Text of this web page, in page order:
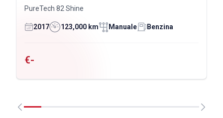
PureTech 82 Shine
2017 123,000 km Manuale Benzina
€-